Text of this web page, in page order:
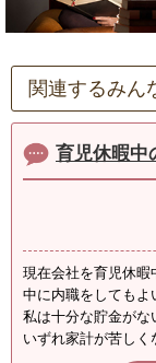
関連するみん
育児休暇中
現在会社を育児休暇
中に内職をしてもよ
私は十分な貯金がな
いずれ家計が苦しく